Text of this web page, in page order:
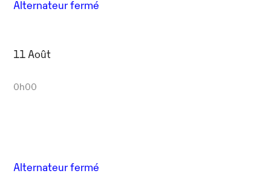
Alternateur fermé
11 Août
0h00
Alternateur fermé